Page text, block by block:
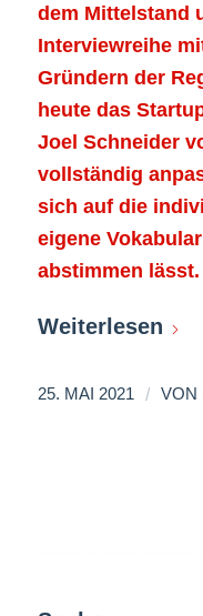
dem Mittelstand
Interviewreihe
Gründern der
heutedas
Joel Schneider
vollständig
sich auf die
eigene
abstimmen lässt.
Weiterlesen
25. MAI 2021 / VON